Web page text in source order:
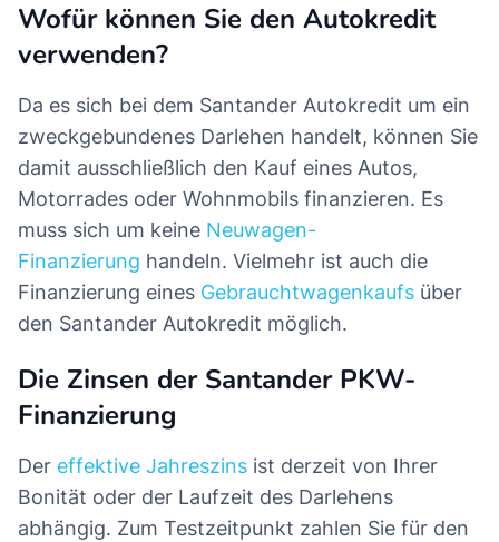
Wofür können Sie den Autokredit
verwenden?
Da es sich bei dem Santander Autokredit um ein
zweckgebundenes Darlehen handelt, können Sie
damit ausschließlich den Kauf eines Autos,
Motorrades oder Wohnmobils finanzieren. Es
muss sich um keine Neuwagen-
Finanzierung handeln. Vielmehr ist auch die
Finanzierung eines Gebrauchtwagenkaufs über
den Santander Autokredit möglich.
Die Zinsen der Santander PKW-
Finanzierung
Der effektive Jahreszins ist derzeit von Ihrer
Bonität oder der Laufzeit des Darlehens
abhängig. Zum Testzeitpunkt zahlen Sie für den